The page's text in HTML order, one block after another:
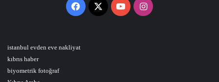
Facebook
X YouTubeInstagram
istanbul evden eve nakliyat
kıbrıs haber
biyometrik fotoğraf